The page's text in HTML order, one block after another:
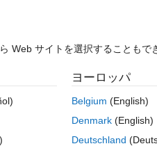
2 to 3 mints of lenght , and their
dataset from the this, any help
Web サイトを選択することもで
ヨーロッパ
Belgium (English)
Denmark (English)
Deutschland